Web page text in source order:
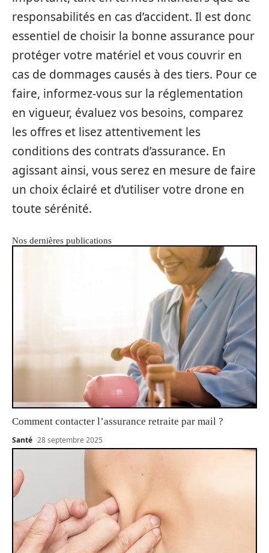
responsabilités en cas d’accident. Il est donc
essentiel de choisir la bonne assurance pour
protéger votre matériel et vous couvrir en
cas de dommages causés à des tiers. Pour ce
faire, informez-vous sur la réglementation
en vigueur, évaluez vos besoins, comparez
les offres et lisez attentivement les
conditions des contrats d’assurance. En
agissant ainsi, vous serez en mesure de faire
un choix éclairé et d’utiliser votre drone en
toute sérénité.
Nos dernières publications
Comment contacter l’assurance retraite par mail ?
Santé 28 septembre 2025